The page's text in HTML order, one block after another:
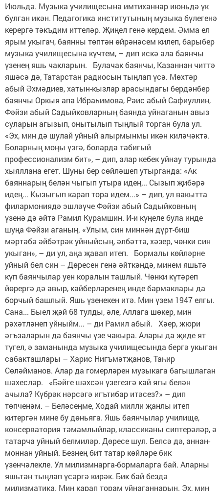
Июльдә. Музыка училищесына имтиханнар июньдә үк
булган икән. Педагогика институтының музыка бүлегенә
керергә тәкъдим иттеләр. Җиңел генә кердем. Әмма ел
ярым укыгач, баянны төптән өйрәнәсем килеп, барыбер
музыка училищесына күчтем, – дип искә ала баянчы
үзенең яшь чакларын. Булачак баянчы, Казаннан читтә
яшәсә дә, Татарстан радиосын тыңлап үсә. Мөхтәр
абый Әхмәдиев, хатын-кызлар арасындагы бердәнбер
баянчы Оркыя апа Ибраһимова, Рәис абый Сафиуллин,
Фәйзи абый Садыйковларның баянда уйнаганын авыз
суларын агызып, онытылып тыңлый торган була ул.
«Эх, мин дә шулай уйный алыр­мынмы икән киләчәктә.
Боларның моңы үзгә, боларда табигый
профессионализм бит», – дип, алар кебек уйнау турында
хыяллана егет. Шуны бер сөйләшеп утырганда: «Ак
баяннарың белән чыгып утыра идең... Сызып җибәрә
идең... Кызыгып карап тора идем...» – дип, ул вакытта
филармониядә эшләүче ­Фәйзи абый Садыйковның
үзенә дә әйтә Рамил Курамшин. И-и күңеле була инде
шуңа Фәйзи аганың. «Улым, син миннән дүрт-биш
мәртәбә әйбәтрәк уйныйсың, әлбәттә, хәзер, чөнки син
укыган», – ди ул, аңа җавап итеп. Бормалы көйләрне
уйный бел син – Дөресен генә әйткәндә, минем яшьтә
күп баянчылар уен коралын ташлый. Чөнки күтәреп
йөрергә дә авыр, кайберләренең инде бармаклары да
борчый башлый. Яшь үзенекен итә. Мин үзем 1947 елгы.
Сана... Быел җәй 68 тулды, әле, Аллага шөкер, мин
рәхәтләнеп уйныйм... – ди Рамил абый. Хәер, жюри
әгъзаларын да баянчы үзе чакыра. Алары да җиде ят
түгел, ә заманында музыка училищесында бергә укыган
сабакташлары – Харис Нигъмәтҗанов, Таһир
Сөләйманов. Алар да гомерләрен музыкага багышлаган
шәхесләр. «Бәйге шәхсән үзегезгә кай ягы белән
ачыла? Күбрәк нәрсәгә игътибар итәсез?» – дип
төпченәм. – Беләсеңме, Ходай милли җанлы итеп
китергән мине бу дөньяга. Яшь баянчылар училище,
консерватория тәмамлыйлар, классиканы сиптерәләр, ә
татарча уйный белмиләр. Дөресе шул. Белсә дә, аннан-
моннан уйный. Безнең бит татар көйләре бик
үзенчәлекле. Ул милизмнарга-бормаларга бай. Аларны
яшьтән тыңлап үсәргә кирәк. Бик бай бездә
милизматика. Мин карап торам уйнаганнарын. Эх, мин